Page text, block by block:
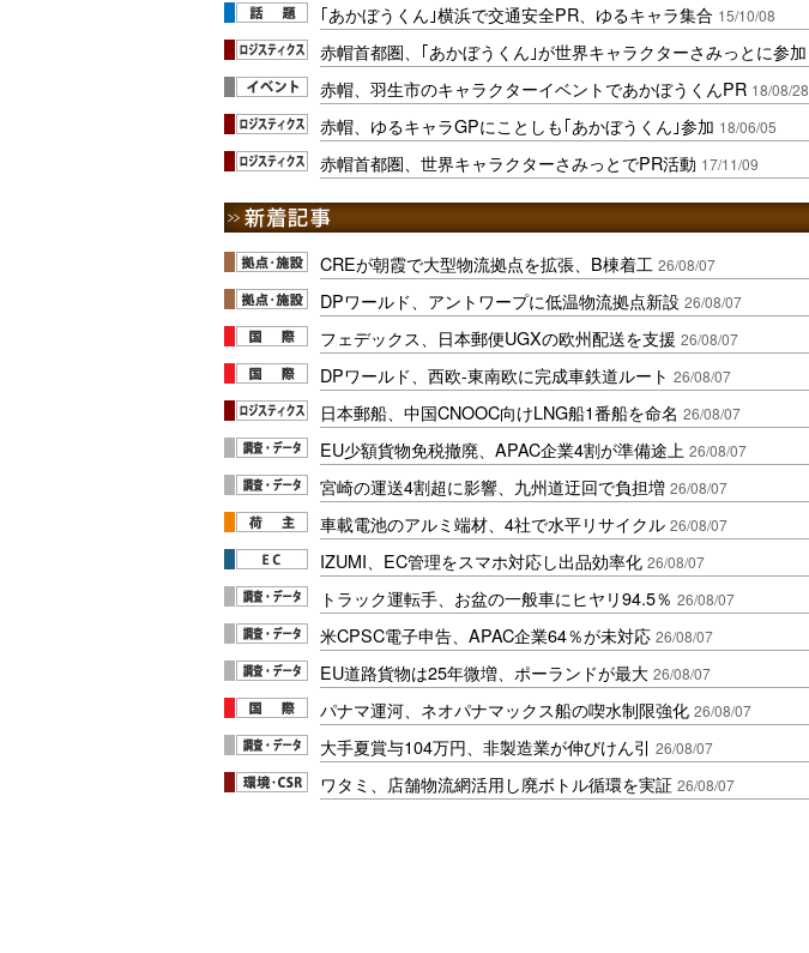
｢あかぼうくん｣横浜で交通安全PR、ゆるキャラ集合 15/10/08
赤帽首都圏、｢あかぼうくん｣が世界キャラクターさみっとに参加
赤帽、羽生市のキャラクターイベントであかぼうくんPR 18/08/28
赤帽、ゆるキャラGPにことしも｢あかぼうくん｣参加 18/06/05
赤帽首都圏、世界キャラクターさみっとでPR活動 17/11/09
CREが朝霞で大型物流拠点を拡張、B棟着工 26/08/07
DPワールド、アントワープに低温物流拠点新設 26/08/07
フェデックス、日本郵便UGXの欧州配送を支援 26/08/07
DPワールド、西欧-東南欧に完成車鉄道ルート 26/08/07
日本郵船、中国CNOOC向けLNG船1番船を命名 26/08/07
EU少額貨物免税撤廃、APAC企業4割が準備途上 26/08/07
宮崎の運送4割超に影響、九州道迂回で負担増 26/08/07
車載電池のアルミ端材、4社で水平リサイクル 26/08/07
IZUMI、EC管理をスマホ対応し出品効率化 26/08/07
トラック運転手、お盆の一般車にヒヤリ94.5％ 26/08/07
米CPSC電子申告、APAC企業64％が未対応 26/08/07
EU道路貨物は25年微増、ポーランドが最大 26/08/07
パナマ運河、ネオパナマックス船の喫水制限強化 26/08/07
大手夏賞与104万円、非製造業が伸びけん引 26/08/07
ワタミ、店舗物流網活用し廃ボトル循環を実証 26/08/07